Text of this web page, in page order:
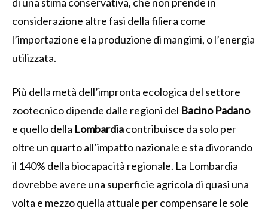
considerazione altre fasi della filiera come
l’importazione e la produzione di mangimi, o l’energia
utilizzata.
Più della metà dell’impronta ecologica del settore
zootecnico dipende dalle regioni del Bacino Padano
e quello della Lombardiacontribuisce da solo per
oltre un quarto all’impatto nazionale e sta divorando
il 140% della biocapacità regionale. La Lombardia
dovrebbe avere una superficie agricola di quasi una
volta e mezzo quella attuale per compensare le sole